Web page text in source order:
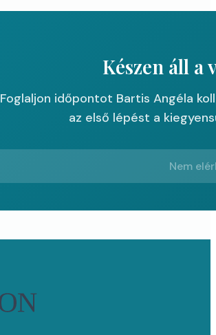
Készen áll a
Foglaljon időpontot Bartis Angéla
az első lépést a
Nem